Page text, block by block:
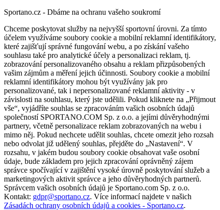
Sportano.cz - Dbáme na ochranu vašeho soukromí
Chceme poskytovat služby na nejvyšší sportovní úrovni. Za tímto
účelem využíváme soubory cookie a mobilní reklamní identifikátory,
které zajišťují správné fungování webu, a po získání vašeho
souhlasu také pro analytické účely a personalizaci reklam, tj.
zobrazování personalizovaného obsahu a reklam přizpůsobených
vašim zájmům a měření jejich účinnosti. Soubory cookie a mobilní
reklamní identifikátory mohou být využívány jak pro
personalizované, tak i nepersonalizované reklamní aktivity - v
závislosti na souhlasu, který jste udělili. Pokud kliknete na „Přijmout
vše“, vyjádříte souhlas se zpracováním vašich osobních údajů
společností SPORTANO.COM Sp. z o.o. a jejími důvěryhodnými
partnery, včetně personalizace reklam zobrazovaných na webu i
mimo něj. Pokud nechcete udělit souhlas, chcete omezit jeho rozsah
nebo odvolat již udělený souhlas, přejděte do „Nastavení“. V
rozsahu, v jakém budou soubory cookie obsahovat vaše osobní
údaje, bude základem pro jejich zpracování oprávněný zájem
správce spočívající v zajištění vysoké úrovně poskytování služeb a
marketingových aktivit správce a jeho důvěryhodných partnerů.
Správcem vašich osobních údajů je Sportano.com Sp. z o.o.
Kontakt: gdpr@sportano.cz. Více informací najdete v našich
Zásadách ochrany osobních údajů a cookies - Sportano.cz.